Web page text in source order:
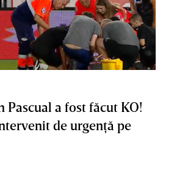
Pascual a fost făcut KO!
de urgenţă pe